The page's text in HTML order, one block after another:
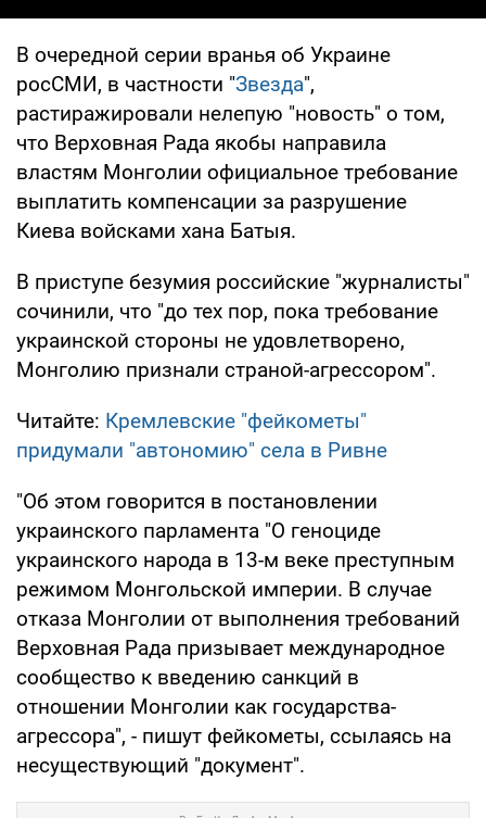
В очередной серии вранья об Украине
росСМИ, в частности "Звезда",
растиражировали нелепую "новость" о том,
что Верховная Рада якобы направила
властям Монголии официальное требование
выплатить компенсации за разрушение
Киева войсками хана Батыя.
В приступе безумия российские "журналисты"
сочинили, что "до тех пор, пока требование
украинской стороны не удовлетворено,
Монголию признали страной-агрессором".
Читайте: Кремлевские "фейкометы"
придумали "автономию" села в Ривне
"Об этом говорится в постановлении
украинского парламента "О геноциде
украинского народа в 13-м веке преступным
режимом Монгольской империи. В случае
отказа Монголии от выполнения требований
Верховная Рада призывает международное
сообщество к введению санкций в
отношении Монголии как государства-
агрессора", - пишут фейкометы, ссылаясь на
несуществующий "документ".